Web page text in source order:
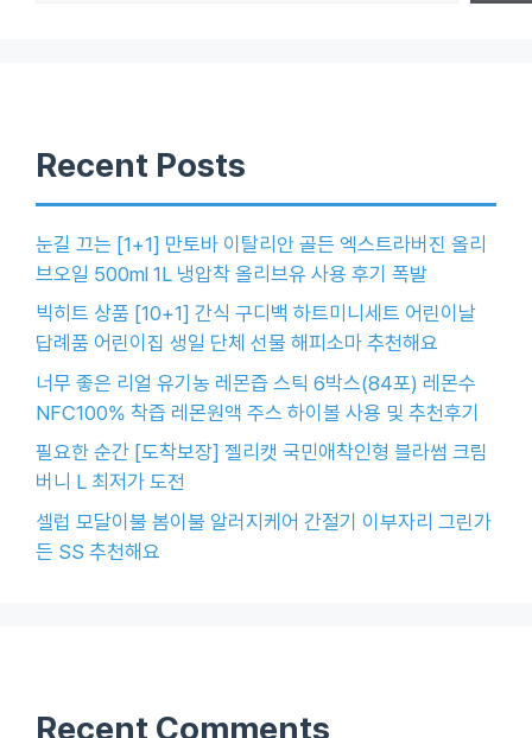
Recent Posts
눈길 끄는 [1+1] 만토바 이탈리안 골든 엑스트라버진 올리
브오일 500ml 1L 냉압착 올리브유 사용 후기 폭발
빅히트 상품 [10+1] 간식 구디백 하트미니세트 어린이날
답례품 어린이집 생일 단체 선물 해피소마 추천해요
너무 좋은 리얼 유기농 레몬즙 스틱 6박스(84포) 레몬수
NFC100% 착즙 레몬원액 주스 하이볼 사용 및 추천후기
필요한 순간 [도착보장] 젤리캣 국민애착인형 블라썸 크림
버니 L 최저가 도전
셀럽 모달이불 봄이불 알러지케어 간절기 이부자리 그린가
든 SS 추천해요
Recent Comments